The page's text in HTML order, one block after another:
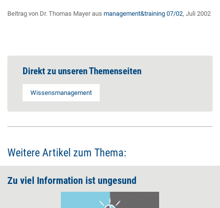
Beitrag von Dr. Thomas Mayer aus management&training 07/02, Juli 2002
Direkt zu unseren Themenseiten
Wissensmanagement
Weitere Artikel zum Thema:
Zu viel Information ist ungesund